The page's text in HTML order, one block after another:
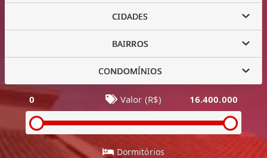
CIDADES
BAIRROS
CONDOMÍNIOS
0 Valor (R$) 16.400.000
Dormitórios